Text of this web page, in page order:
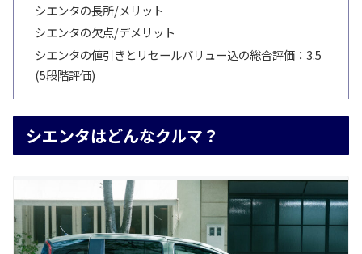
シエンタの長所/メリット
シエンタの欠点/デメリット
シエンタの値引きとリセールバリュー込の総合評価：3.5
(5段階評価)
シエンタはどんなクルマ？